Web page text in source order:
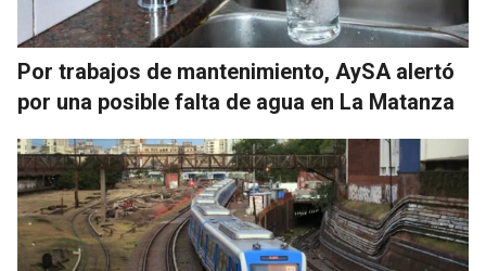
Por trabajos de mantenimiento, AySA alertó
por una posible falta de agua en La Matanza